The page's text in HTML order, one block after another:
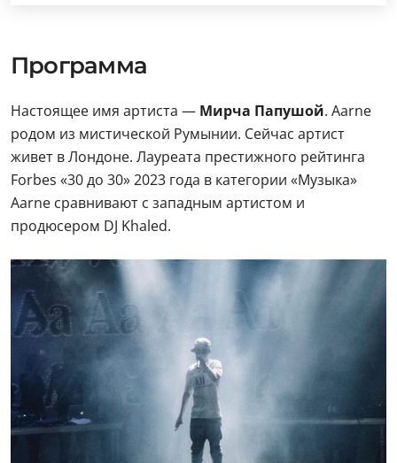
Программа
Настоящее имя артиста — Мирча Папушой. Aarne
родом из мистической Румынии. Сейчас артист
живет в Лондоне. Лауреата престижного рейтинга
Forbes «30 до 30» 2023 года в категории «Музыка»
Aarne сравнивают с западным артистом и
продюсером DJ Khaled.